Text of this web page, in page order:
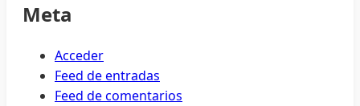
quiere
endosar
México
Meta
Acceder
Feed de entradas
Feed de comentarios